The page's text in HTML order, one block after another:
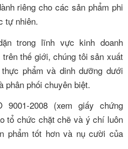
riêng cho các sản phẩm phi
tự nhiên.
trong lĩnh vực kinh doanh
thế giới, chúng tôi sản xuất
phẩm và dinh dưỡng dưới
phân phối chuyên biệt.
2008 (xem giấy chứng
tổ chức chặt chẽ và ý chí luôn
phẩm tốt hơn và nụ cười của